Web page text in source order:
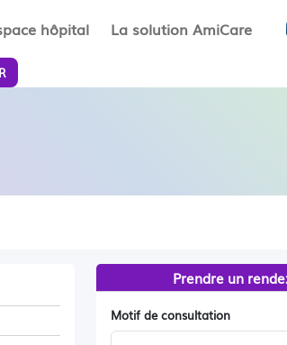
hôpital La solution AmiCare
Prendre un
Motif de consultation